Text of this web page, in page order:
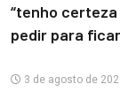
“tenho certeza
pedir para
3 de agosto de